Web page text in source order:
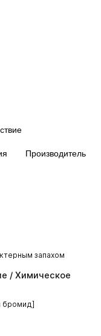
Производитель
запахом
/ Химическое
бромид]